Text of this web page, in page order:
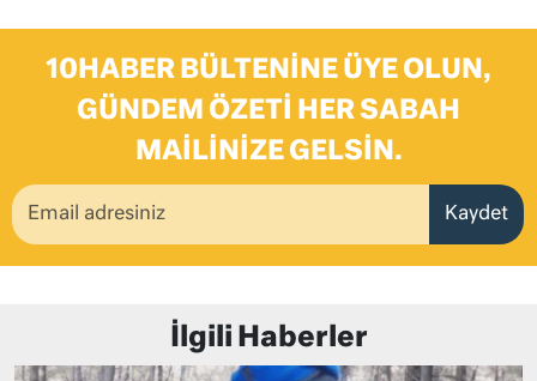
10HABER BÜLTENINE ÜYE OLUN,
GÜNDEM ÖZETI HER SABAH
MAILINIZE GELSIN.
Kaydet
İlgili Haberler